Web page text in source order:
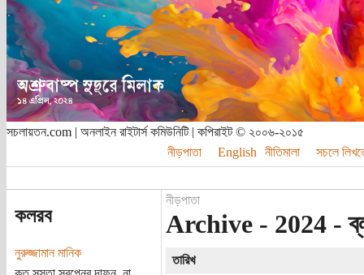
সচলায়তন.com | অনলাইন রাইটার্স কমিউনিটি | কপিরাইট © ২০০৬-২০১৫
নীড়পাতা
English নীতিমালা সচলে
কলরব
নুরুজ্জামান মানিক
নীড়পাতা
Archive - 2024 -
তারিখ